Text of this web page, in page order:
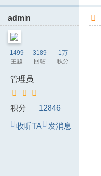
admin
1499
主题
3189
回帖
1万
积分
管理员
积分 12846
收听TA 发消息